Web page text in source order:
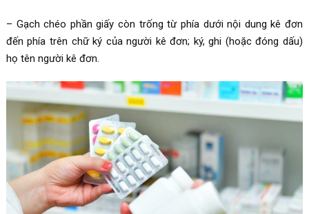
– Gạch chéo phần giấy còn trống từ phía dưới nội dung kê đơn
đến phía trên chữ ký của người kê đơn; ký, ghi (hoặc đóng dấu)
họ tên người kê đơn.